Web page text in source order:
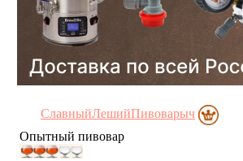
СлавныйЛешийПивоварыч
Опытный пивовар